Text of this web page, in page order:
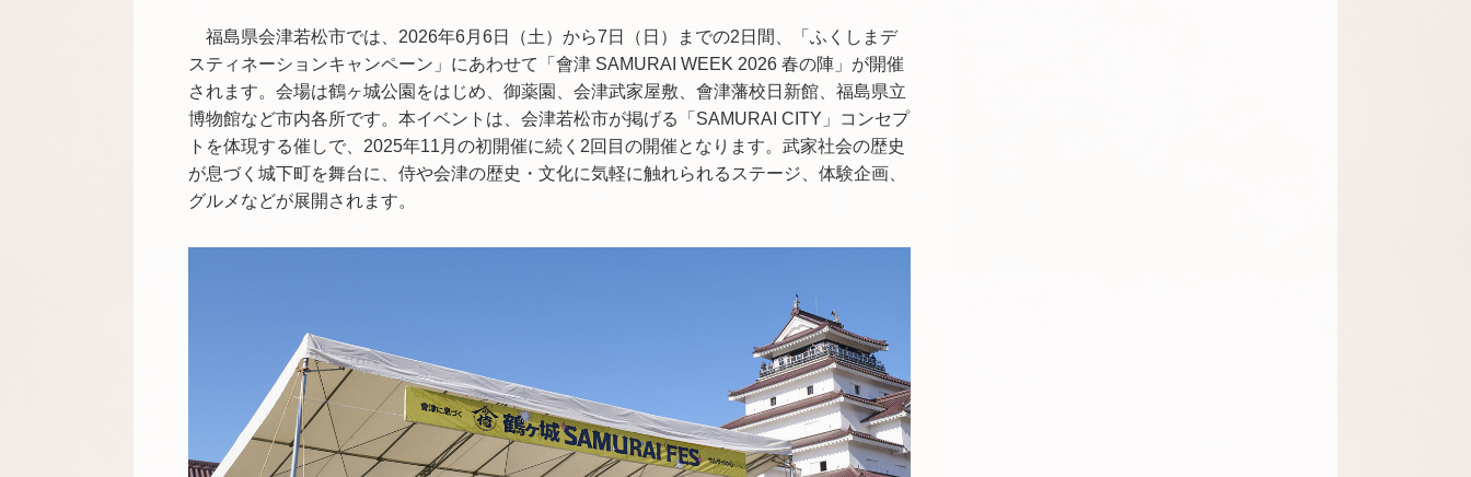
福島県会津若松市では、2026年6月6日（土）から7日（日）までの2日間、「ふくしまデ
スティネーションキャンペーン」にあわせて「會津 SAMURAI WEEK 2026 春の陣」が開催
されます。会場は鶴ヶ城公園をはじめ、御薬園、会津武家屋敷、會津藩校日新館、福島県立
博物館など市内各所です。本イベントは、会津若松市が掲げる「SAMURAI CITY」コンセプ
トを体現する催しで、2025年11月の初開催に続く2回目の開催となります。武家社会の歴史
が息づく城下町を舞台に、侍や会津の歴史・文化に気軽に触れられるステージ、体験企画、
グルメなどが展開されます。